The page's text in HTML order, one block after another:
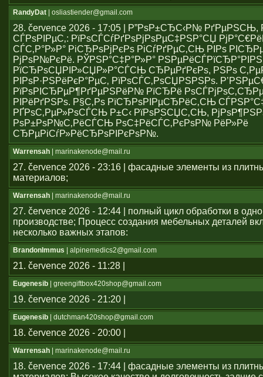
RandyDat | osliastiender@gmail.com
28. července 2026 - 17:05 | Р”РѕР±СЂС‹Р№
СЃРѕРІРµС‚: РїРѕСЃСѓРґРѕРјРѕРµС‡РЅР°СЏ
СЃС‚Р°Р»Р° РіСЂРѕРјРєРѕ РіСѓРґРµС‚СЊ РІРѕ
РјРѕР№РєРё. РЎРЅР°С‡Р°Р»Р°
РїСЂРѕСЏРІР»СЏР»Р°СЃСЊ СЂРµРґРєРѕ, РЅРѕ
РІРѕР·РЅРёРєР°РµС‚ РїРѕСЃС‚РѕСЏРЅРЅРѕ.
РїРѕРІСЂРµР¶РґРµРЅРёР№ РїСЂРё
РІРёРґРЅРѕ. Р§С‚Рѕ РїСЂРѕРІРµСЂРёС‚СЊ
РҐРѕС‚РµР»РѕСЃСЊ Р±С‹ РїРѕРЅСЏС‚СЊ,
РѕР±РѕР№С‚РёСЃСЊ РѕС‡РёСЃС‚РєРѕР№ РёР»Рё
СЂРµРіСѓР»РёСЂРѕРІРєРѕР№.
Warrensah | marinakenode@mail.ru
27. července 2026 - 23:16 | фасадные элементы из
материалов;
Warrensah | marinakenode@mail.ru
27. července 2026 - 12:44 | полный цикл обработки в
производстве; Процесс создания мебельных деталей
несколько важных этапов:
BrandonImmus | alpinemedics2@gmail.com
21. července 2026 - 11:28 |
Eugenesib | greengiftbox420shop@gmail.com
19. července 2026 - 21:20 |
Eugenesib | dutchman420shop@gmail.com
18. července 2026 - 20:00 |
Warrensah | marinakenode@mail.ru
18. července 2026 - 17:44 | фасадные элементы из